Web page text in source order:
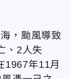
，颱風導致
、2人失
1967年11月